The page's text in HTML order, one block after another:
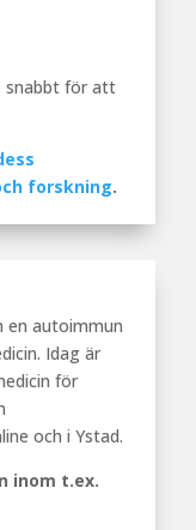
snabbt för att
forskning.
en autoimmun
Idag är
för
och i Ystad.
inom t.ex.